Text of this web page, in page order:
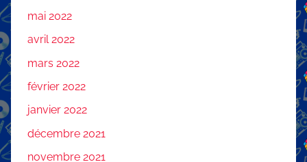
mai 2022
avril 2022
mars 2022
février 2022
janvier 2022
décembre 2021
novembre 2021